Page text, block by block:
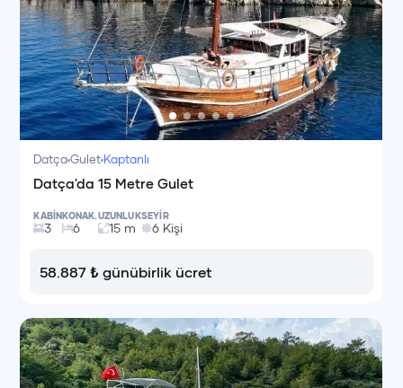
DatçaGulet Kaptanlı
Datça'da 15 Metre Gulet
KABİN
3
KONAK.
6
UZUNLUK
15 m
SEYİR
6 Kişi
58.887 ₺ günübirlik ücret